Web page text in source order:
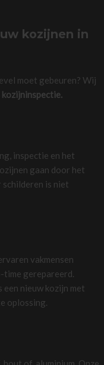
kozijnen in
moet gebeuren? Wij
inspectie en het
gaan door het
is niet
vakmensen
time gerepareerd.
nieuw kozijn met
oplossing.